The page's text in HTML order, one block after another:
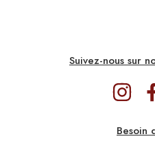
Suivez-nous sur
Besoin